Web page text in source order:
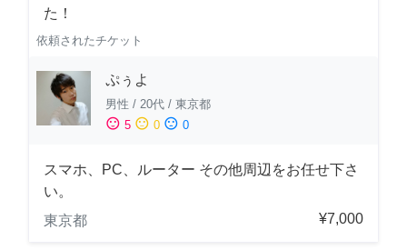
た！
依頼されたチケット
ぷぅよ
男性 / 20代 / 東京都
sentiment_satisfied 5 sentiment_neutral 0 sentiment_dissatisfied 0
スマホ、PC、ルーター その他周辺をお任せ下さ
い。
東京都
¥7,000